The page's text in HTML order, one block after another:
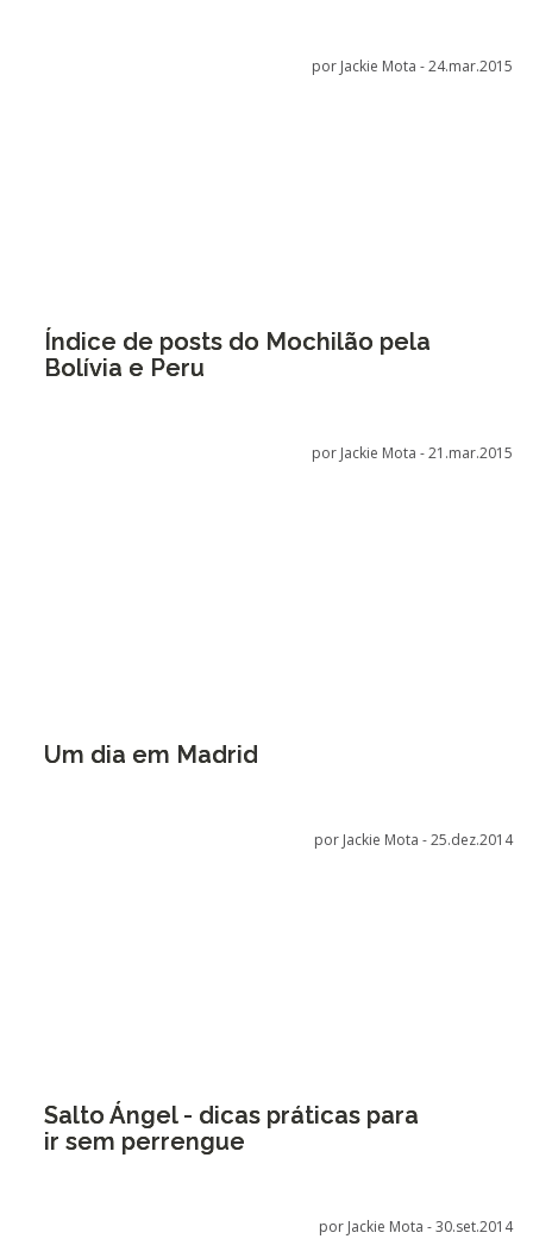
por Jackie Mota -24.mar.2015
Índice de posts do Mochilão pela
Bolívia e Peru
por Jackie Mota -21.mar.2015
Um dia em Madrid
por Jackie Mota -25.dez.2014
Salto Ángel - dicas práticas para
ir sem perrengue
por Jackie Mota -30.set.2014